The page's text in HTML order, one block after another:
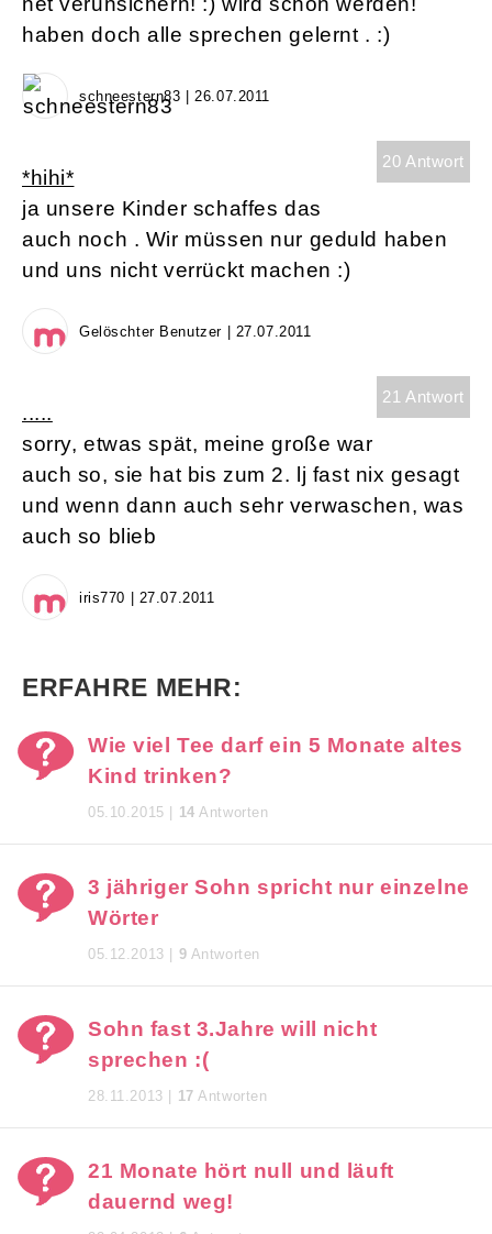
haben doch alle sprechen gelernt . :)
schneestern83 | 26.07.2011
20 Antwort
*hihi*
ja unsere Kinder schaffes das
auch noch . Wir müssen nur geduld haben
und uns nicht verrückt machen :)
Gelöschter Benutzer | 27.07.2011
21 Antwort
.....
sorry, etwas spät, meine große war
auch so, sie hat bis zum 2. lj fast nix gesagt
und wenn dann auch sehr verwaschen, was
auch so blieb
iris770 | 27.07.2011
ERFAHRE MEHR:
Wie viel Tee darf ein 5 Monate altes
Kind trinken?
05.10.2015 | 14 Antworten
3 jähriger Sohn spricht nur einzelne
Wörter
05.12.2013 | 9 Antworten
Sohn fast 3.Jahre will nicht
sprechen :(
28.11.2013 | 17 Antworten
21 Monate hört null und läuft
dauernd weg!